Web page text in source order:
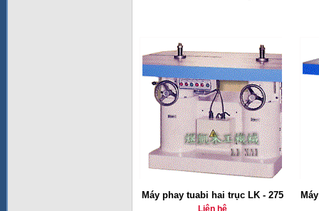
Máy phay tuabi hai trục LK - 275
Liên hệ